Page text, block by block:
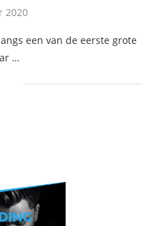
2020
een van de eerste grote
…